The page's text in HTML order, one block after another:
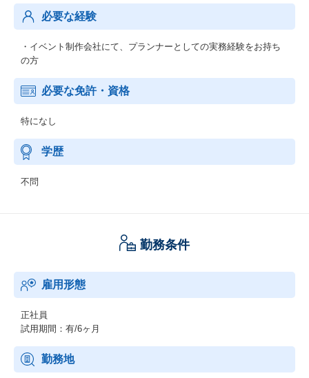
必要な経験
・イベント制作会社にて、プランナーとしての実務経験をお持ち
の方
必要な免許・資格
特になし
学歴
不問
勤務条件
雇用形態
正社員
試用期間：有/6ヶ月
勤務地